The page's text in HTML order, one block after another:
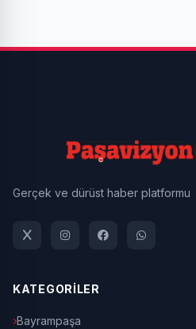
Gerçek ve dürüst haber platformu
KATEGORİLER
Bayrampaşa